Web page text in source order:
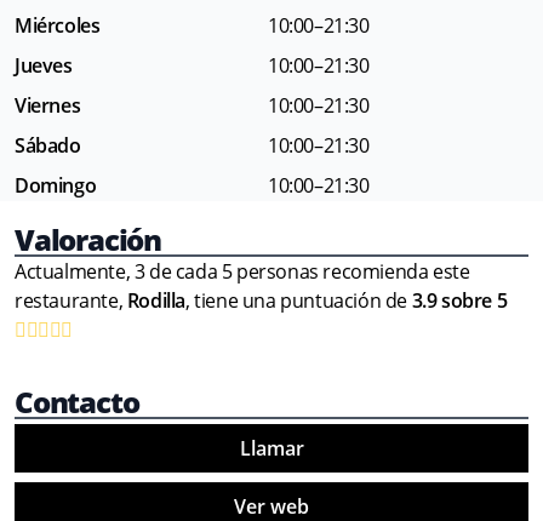
Miércoles
10:00–21:30
Jueves
10:00–21:30
Viernes
10:00–21:30
Sábado
10:00–21:30
Domingo
10:00–21:30
Valoración
Actualmente, 3 de cada 5 personas recomienda este
restaurante, Rodilla, tiene una puntuación de3.9 sobre 5
Contacto
Llamar
Ver web